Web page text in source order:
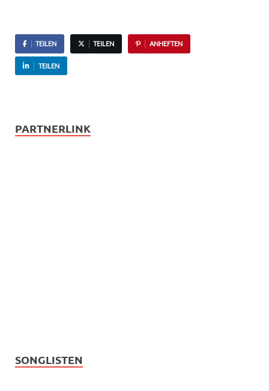
TEILEN TEILEN ANHEFTEN
TEILEN
PARTNERLINK
SONGLISTEN